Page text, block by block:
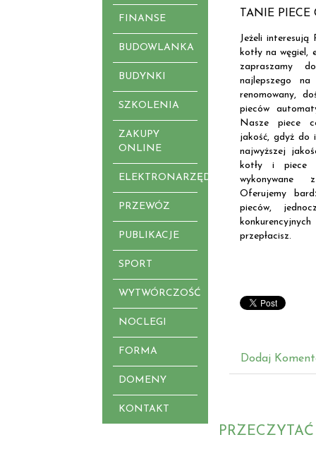
FINANSE
BUDOWLANKA
BUDYNKI
SZKOLENIA
ZAKUPY
ONLINE
ELEKTRONARZĘDZIA
PRZEWÓZ
PUBLIKACJE
SPORT
WYTWÓRCZOŚĆ
NOCLEGI
FORMA
DOMENY
KONTAKT
TANIE PIECE
Jeżeli
kotły na węgiel,
zapraszamy
najlepszego
renomowany,
pieców
Nasze piece
jakość, gdyż do
najwyższej
kotły i piece
wykonywane
Oferujemy
pieców,
przepłacisz.
Dodaj